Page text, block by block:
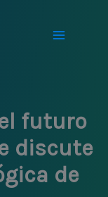
futuro
discute
de